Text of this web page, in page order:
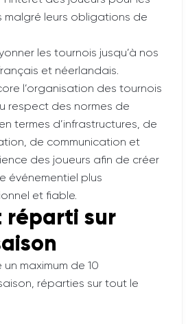
malgré leurs obligations de
les tournois jusqu’à nos
et néerlandais.
l’organisation des tournois
respect des normes de
termes d’infrastructures, de
de communication et
des joueurs afin de créer
événementiel plus
et fiable.​
réparti sur
maximum de 10
réparties sur tout le